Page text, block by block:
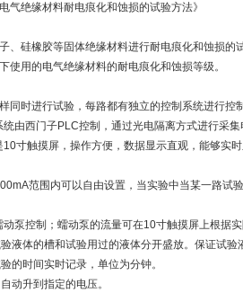
气绝缘材料耐电痕化和蚀损的试验方法》
、硅橡胶等固体绝缘材料进行耐电痕化和蚀损
使用的电气绝缘材料的耐电痕化和蚀损等级。
同时进行试验，每路都有独立的控制系统进行控
由西门子PLC控制，通过光电隔离方式进行采
寸触摸屏，操作方便，数据显示直观，能够实
范围内可以自由设置，当实验中当某一路
泵控制；蠕动泵的流量可在10寸触摸屏上根据
液体的槽和试验用过的液体分开盛放。保证试验
的时间实时记录，单位为分钟。
动升到指定的电压。